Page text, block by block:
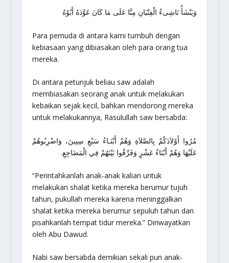
وَيَنْشَأُ نَاشِىءُ الْفِتْيَانِ مِنَّا عَلَى مَا كَانَ عَوَّدَهُ أَبُوْهُ
Para pemuda di antara kami tumbuh dengan
kebiasaan yang dibiasakan oleh para orang tua
mereka.
Di antara petunjuk beliau saw adalah
membiasakan seorang anak untuk melakukan
kebaikan sejak kecil, bahkan mendorong mereka
untuk melakukannya, Rasulullah saw bersabda:
مُرُوا أَوْلاَدَكُمْ بِالصَّلاَةِ وَهُمْ أَبْنَـاءُ سَبْعِ سِنِينَ، وَاضْرِبُوهُمْ
عَلَيْهَا وَهُمْ أَبْنَاءُ عَشْرٍ وَفَرِّقُوا بَيْنَهُمْ فِي الْمَضَاجِعِ.
“Perintahkanlah anak-anak kalian untuk
melakukan shalat ketika mereka berumur tujuh
tahun, pukullah mereka karena meninggalkan
shalat ketika mereka berumur sepuluh tahun dan
pisahkanlah tempat tidur mereka.” Diriwayatkan
oleh Abu Dawud.
Nabi saw bersabda demikian sekali pun anak-